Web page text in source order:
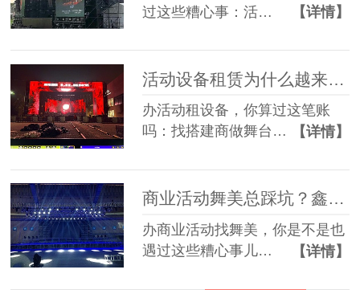
过这些糟心事：活…
【详情】
活动设备租赁为什么越来越多人选一站式？
办活动租设备，你算过这笔账
吗：找搭建商做舞台…
【详情】
商业活动舞美总踩坑？鑫禾一站式方案帮您避坑
办商业活动找舞美，你是不是也
遇过这些糟心事儿…
【详情】